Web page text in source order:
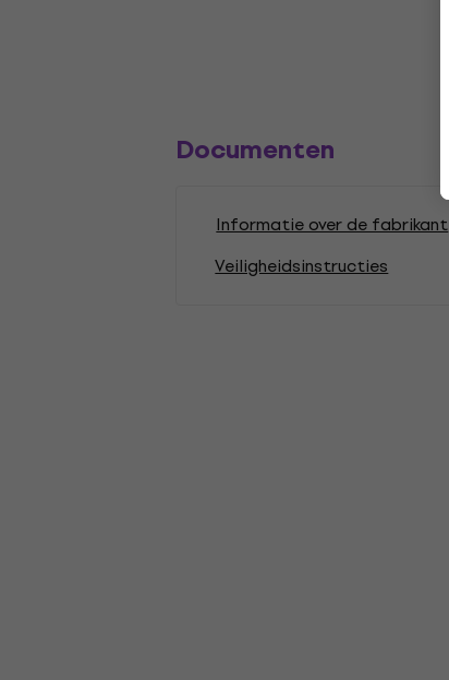
Documenten
Informatie over de fabrikant
Veiligheidsinstructies